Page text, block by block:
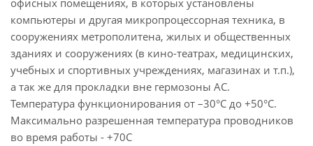
офисных помещениях, в которых установлены
компьютеры и другая микропроцессорная техника, в
сооружениях метрополитена, жилых и общественных
зданиях и сооружениях (в кино-театрах, медицинских,
учебных и спортивных учреждениях, магазинах и т.п.),
а так же для прокладки вне гермозоны АС.
Температура функционирования от –30°С до +50°С.
Максимально разрешенная температура проводников
во время работы - +70С